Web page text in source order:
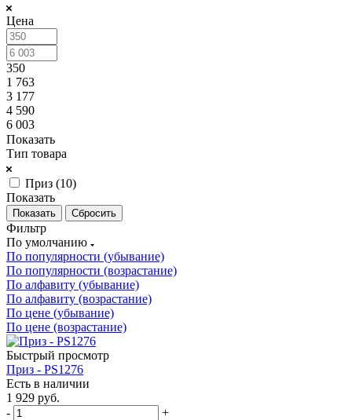
Цена
350
1 763
3 177
4 590
6 003
Показать
Тип товара
Приз (10)
Показать
Сбросить
Фильтр
По умолчанию
По популярности (убывание)
По популярности (возрастание)
По алфавиту (убывание)
По алфавиту (возрастание)
По цене (убывание)
По цене (возрастание)
Быстрый просмотр
Приз - PS1276
Есть в наличии
1 929 руб.
-
+